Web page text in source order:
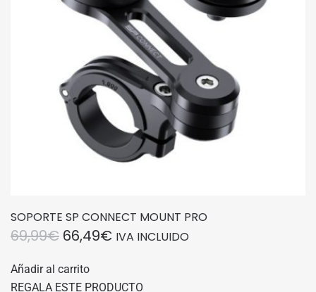
SOPORTE SP CONNECT MOUNT PRO
69,99€ EL
ORIGINAL
66,49€EL
IVA INCLUIDO
Añadir al carrito
REGALA ESTE PRODUCTO